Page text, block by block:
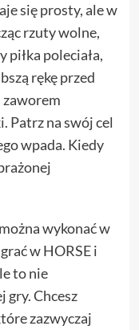
się prosty, ale w
rzuty wolne,
piłka poleciała,
rękę przed
zaworem
Patrz na swój cel
wpada. Kiedy
wykonać w
w HORSE i
to nie
Chcesz
zazwyczaj